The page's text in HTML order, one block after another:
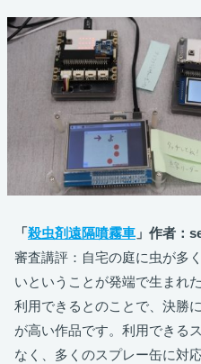
「殺虫剤遠隔噴霧車 」作者：
審査講評：自宅の庭に虫が多
いということが発端で生まれ
利用できるとのことで、決勝
が高い作品です。利用できる
なく、多くのスプレー缶に対